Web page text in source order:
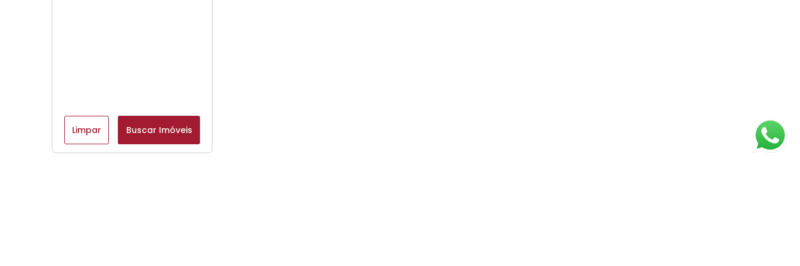
Limpar Buscar Imóveis